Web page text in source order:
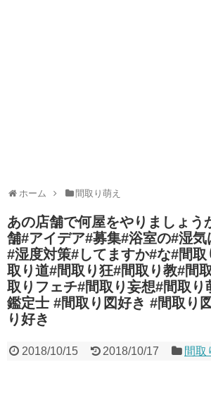
ホーム 間取り萌え
あの店舗で何屋をやりましょう
舗#アイデア#募集#浴室の#湿
#湿度対策#してますか#な#間取
取り道#間取り狂#間取り教#間
取りフェチ#間取り妄想#間取り
鑑定士 #間取り図好き #間取り
り好き
2018/10/15 2018/10/17 間取